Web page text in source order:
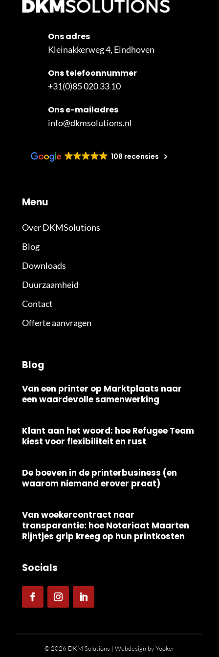
Ons adres
Kleinakkerweg 4, Eindhoven
Ons telefoonnummer
+31(0)85 020 33 10
Ons e-mailadres
info@dkmsolutions.nl
108 recensies
Menu
Over DKMSolutions
Blog
Downloads
Duurzaamheid
Contact
Offerte aanvragen
Blog
Van een printer op Marktplaats naar
een waardevolle samenwerking
Klant aan het woord: hoe Refugee Team
kiest voor flexibiliteit en rust
De boeven in de printerbusiness (en
waarom niemand erover praat)
Van woekercontract naar
transparantie: hoe Notariaat Maarten
Rijntjes grip kreeg op hun printkosten
Socials
© 2026 DKM Solutions | Webdesign by Yooker